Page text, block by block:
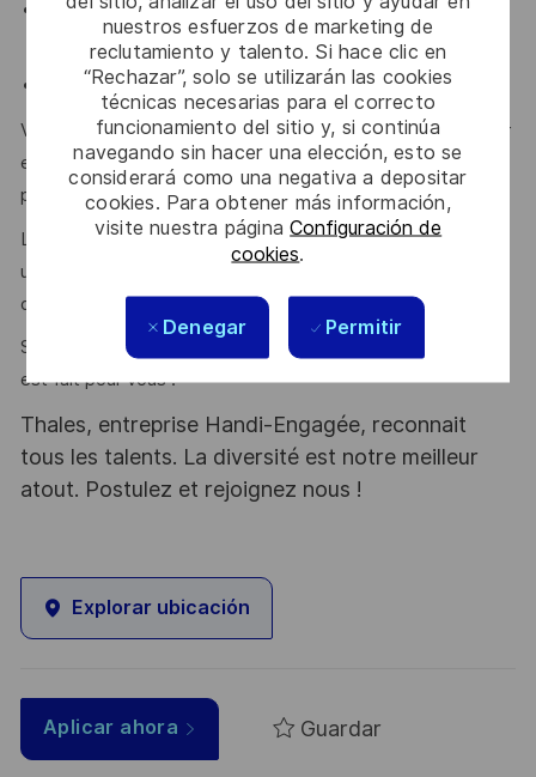
nuestros esfuerzos de marketing de
reclutamiento y talento. Si hace clic en
“Rechazar”, solo se utilizarán las cookies
técnicas necesarias para el correcto
funcionamiento del sitio y, si continúa
navegando sin hacer una elección, esto se
considerará como una negativa a depositar
cookies. Para obtener más información,
visite nuestra páginaConfiguración de
cookies.
Denegar Permitir
Idéalement une expérience en position de management
(fonctionnel ou hiérarchique).
Anglais : pratique orale et écrite.
Vous êtes reconnu pour votre capacité à fédérer, influencer
et travailler en transverse avec des équipes
pluridisciplinaires ?
Leadership, pédagogie, autonomie, capacité à structurer
une gouvernance et à conduire le changement sont autant
d’atouts que l’on vous reconnait ?
Si la réponse à toutes ces questions est oui, alors ce poste
est fait pour vous !
Thales, entreprise Handi-Engagée, reconnait
tous les talents. La diversité est notre meilleur
atout. Postulez et rejoignez nous !
Explorar ubicación
Aplicar ahora Guardar